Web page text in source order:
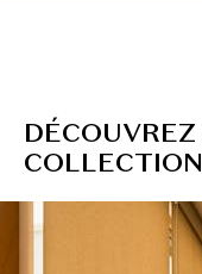
DÉCOUVREZ
COLLECTION